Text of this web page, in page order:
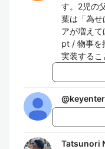
す。2児の
葉は「為せ
アが増え
pt / 物事を
実装するこ
@
Tatsunori